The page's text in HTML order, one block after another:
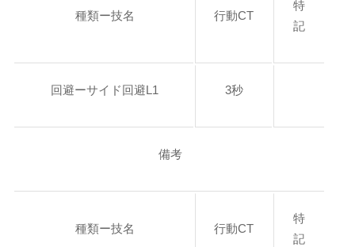
種類ー技名 行動CT
特
記
回避ーサイド回避L1 3秒
備考
種類ー技名 行動CT
特
記